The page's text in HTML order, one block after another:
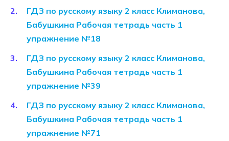
ГДЗ по русскому языку 2 класс Климанова,
Бабушкина Рабочая тетрадь часть 1
упражнение №18
ГДЗ по русскому языку 2 класс Климанова,
Бабушкина Рабочая тетрадь часть 1
упражнение №39
ГДЗ по русскому языку 2 класс Климанова,
Бабушкина Рабочая тетрадь часть 1
упражнение №71